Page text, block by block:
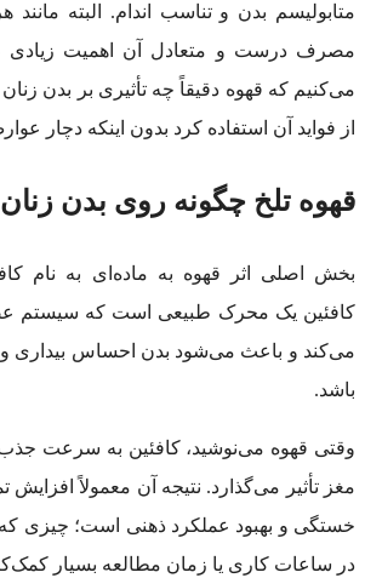
متابولیسم بدن و تناسب اندام. البته مانند
مصرف درست و متعادل آن اهمیت زیادی
می‌کنیم که قهوه دقیقاً چه تأثیری بر بدن
از فواید آن استفاده کرد بدون اینکه دچار
قهوه تلخ چگونه روی بدن
بخش اصلی اثر قهوه به ماده‌ای به نام
کافئین یک محرک طبیعی است که سیستم
می‌کند و باعث می‌شود بدن احساس بیداری و
باشد.
وقتی قهوه می‌نوشید، کافئین به سرعت
مغز تأثیر می‌گذارد. نتیجه آن معمولاً
خستگی و بهبود عملکرد ذهنی است؛ چیزی که
در ساعات کاری یا زمان مطالعه بسیار